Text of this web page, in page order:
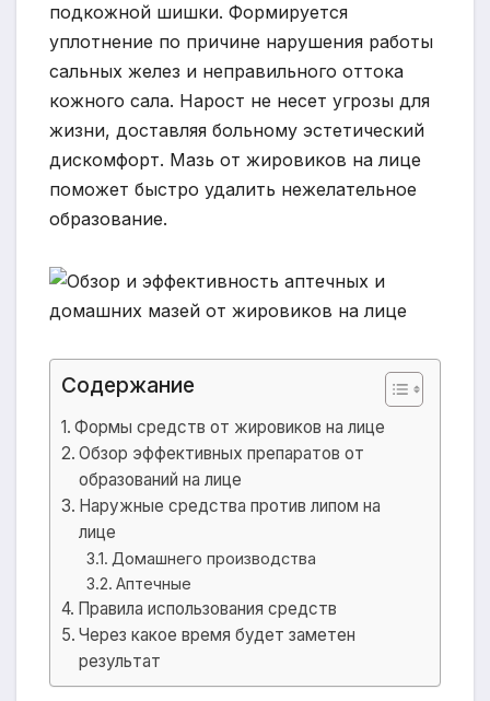
подкожной шишки. Формируется
уплотнение по причине нарушения работы
сальных желез и неправильного оттока
кожного сала. Нарост не несет угрозы для
жизни, доставляя больному эстетический
дискомфорт. Мазь от жировиков на лице
поможет быстро удалить нежелательное
образование.
Содержание
Формы средств от жировиков на лице
Обзор эффективных препаратов от
образований на лице
Наружные средства против липом на
лице
Домашнего производства
Аптечные
Правила использования средств
Через какое время будет заметен
результат